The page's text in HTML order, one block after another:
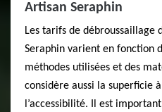
Artisan Seraphin
Les tarifs de débroussaillage
Seraphin varient en fonction
méthodes utilisées et des
considère aussi la superficie
l’accessibilité. Il est